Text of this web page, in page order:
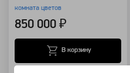
комната цветов
850 000 ₽
В корзину